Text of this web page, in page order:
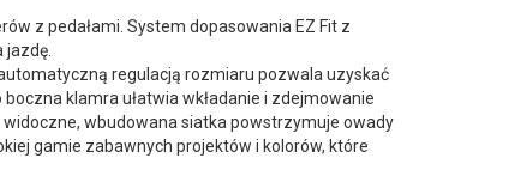
z pedałami. System dopasowania EZ Fit z
regulacją rozmiaru pozwala uzyskać
klamra ułatwia wkładanie i zdejmowanie
wbudowana siatka powstrzymuje owady
gamie zabawnych projektów i kolorów, które